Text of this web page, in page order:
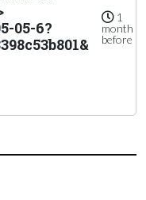
05-6?
1
month
before